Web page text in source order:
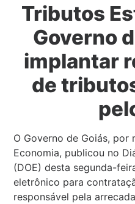
Tributos
Governo
implantar
de
O Governo de Goiás, por
Economia, publicou no
(DOE) desta segunda-
eletrônico para
responsável pela